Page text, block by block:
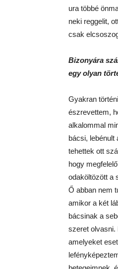
ura többé
neki reggelit,
csak
Bizonyára
egy olyan
Gyakran
észrevettem,
alkalommal
bácsi, lebénult
tehettek ott
hogy
odaköltözött a
Ő abban nem
amikor a két
bácsinak a
szeret olvasni.
amelyeket